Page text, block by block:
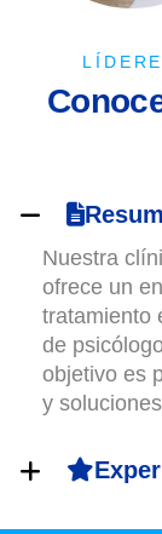
Conoc
Nuestra
ofrece un
tratamiento
de
objetivo es
y